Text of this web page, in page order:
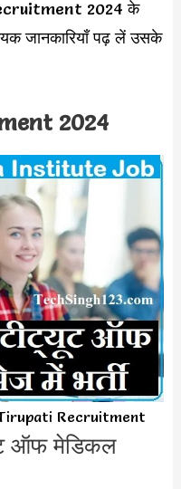
2024 के
जानकारियाँ पढ़ लें उसके
2024
Recruitment
ऑफ मेडिकल